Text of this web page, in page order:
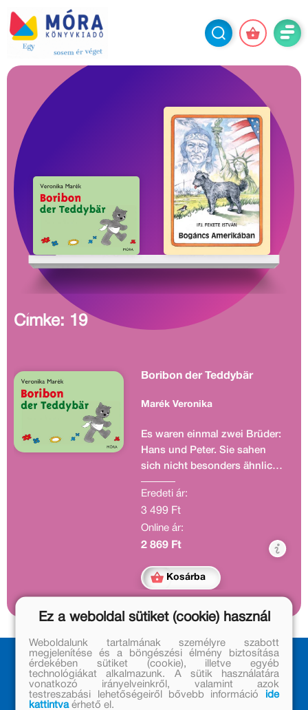
Címke: 19
Boribon der Teddybär
Marék Veronika
Es waren einmal zwei Brüder:
Hans und Peter. Sie sahen
sich nicht besonders ähnlich.
Aber in einem glichen sie
einander...
Eredeti ár:
3 499 Ft
Online ár:
2 869 Ft
Kosárba
Ez a weboldal sütiket (cookie) használ
Weboldalunk tartalmának személyre szabott
megjelenítése és a böngészési élmény biztosítása
érdekében sütiket (cookie), illetve egyéb
technológiákat alkalmazunk. A sütik használatára
vonatkozó irányelveinkről, valamint azok
testreszabási lehetőségeiről bővebb információ
ide
kattintvaérhető el.